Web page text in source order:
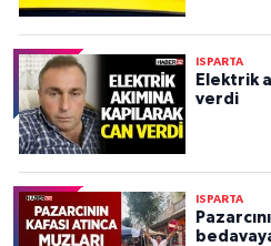
ISPARTA
Elektrik
verdi
ISPARTA